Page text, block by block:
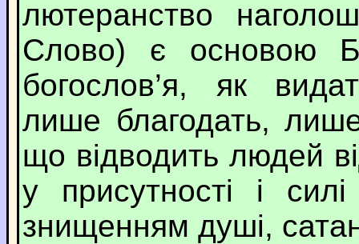
лютеранство
Слово) є основою
богослов’я, як
лише благодать,
що відводить людей
у присутності і
знищенням душі,